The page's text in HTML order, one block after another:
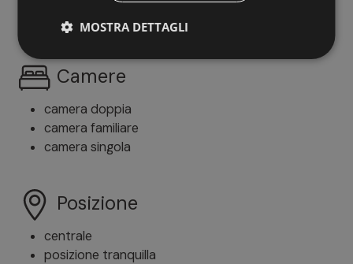
solo pernottamento
Camere
camera doppia
camera familiare
camera singola
Posizione
centrale
posizione tranquilla
MOSTRA DETTAGLI